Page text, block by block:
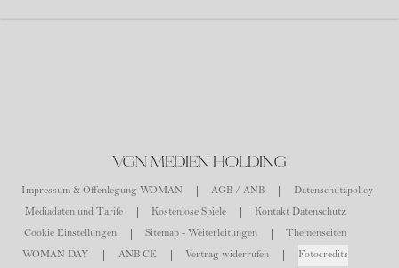
VGN MEDIEN HOLDING
Impressum & Offenlegung WOMAN AGB / ANB
Datenschutzpolicy
Mediadaten und Tarife
Kostenlose Spiele
Kontakt Datenschutz
Cookie Einstellungen
Sitemap - Weiterleitungen
Themenseiten
WOMAN DAY
ANB CE Vertrag widerrufen Fotocredits